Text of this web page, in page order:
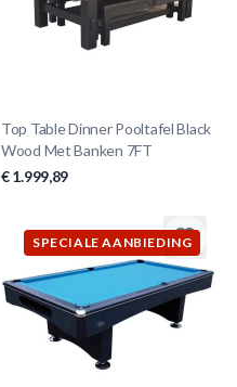
Top Table Dinner Pooltafel Black
Wood Met Banken 7FT
€ 1.999,89
SPECIALE AANBIEDING